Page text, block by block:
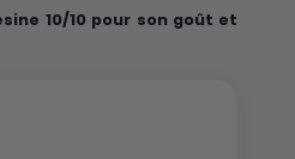
10/10 pour son goût et